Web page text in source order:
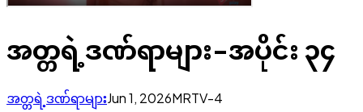
အတ္တရဲ့ဒဏ်ရာများ-အပိုင်း ၃၄
အတ္တရဲ့ဒဏ်ရာများJun 1, 2026MRTV-4